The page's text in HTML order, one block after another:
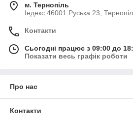
м. Тернопіль
Індекс 46001 Руська 23,
Контакти
Сьогодні працює з 09:00 до
Показати весь графік роботи
Про нас
Контакти